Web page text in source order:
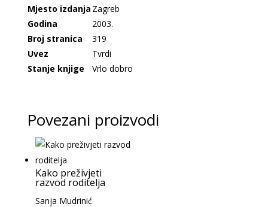
Mjesto izdanja Zagreb
Godina
2003.
Broj stranica
319
Uvez
Tvrdi
Stanje knjige
Vrlo dobro
Povezani proizvodi
Kako preživjeti
razvod roditelja
Sanja Mudrinić